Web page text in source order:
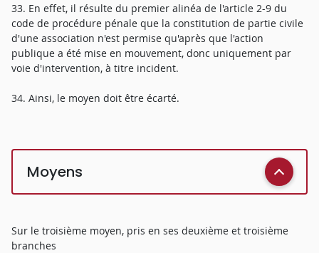
33. En effet, il résulte du premier alinéa de l'article 2-9 du
code de procédure pénale que la constitution de partie civile
d'une association n'est permise qu'après que l'action
publique a été mise en mouvement, donc uniquement par
voie d'intervention, à titre incident.
34. Ainsi, le moyen doit être écarté.
Moyens
Sur le troisième moyen, pris en ses deuxième et troisième
branches